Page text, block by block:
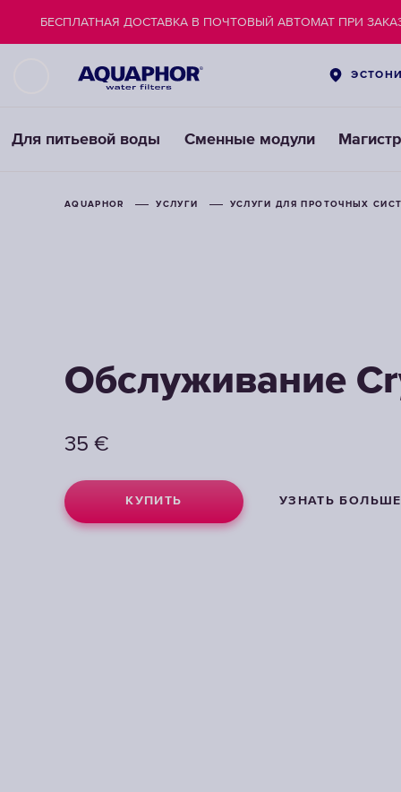
Для питьевой воды Сменные модули
БЕСПЛАТНАЯ ДОСТАВКА В ПОЧТОВЫЙ АВТОМАТ ПРИ
AQUAPHOR УСЛУГИ УСЛУГИ ДЛЯ ПРОТОЧНЫХ
Обслуживание
35 €
КУПИТЬ УЗНАТЬ БОЛЬШЕ